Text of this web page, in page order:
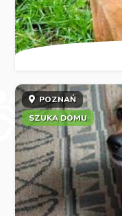
POZNAŃ
SZUKA DOMU